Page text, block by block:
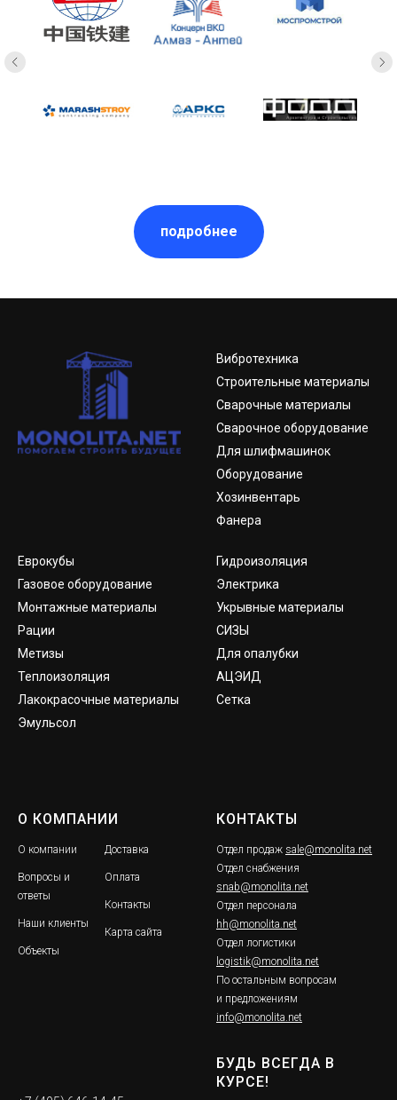
подробнее
Вибротехника
Строительные материалы
Сварочные материалы
Сварочное оборудование
Для шлифмашинок
Оборудование
Хозинвентарь
Фанера
Еврокубы
Газовое оборудование
Монтажные материалы
Рации
Метизы
Теплоизоляция
Лакокрасочные материалы
Эмульсол
Гидроизоляция
Электрика
Укрывные материалы
СИЗЫ
Для опалубки
АЦЭИД
Сетка
О КОМПАНИИ
О компании
Вопросы и
ответы
Наши клиенты
Объекты
Доставка
Оплата
Контакты
Карта сайта
КОНТАКТЫ
Отдел продаж sale@monolita.net
Отдел снабжения
snab@monolita.net
Отдел персонала
hh@monolita.net
Отдел логистики
logistik@monolita.net
По остальным вопросам
и предложениям
info@monolita.net
БУДЬ ВСЕГДА В
КУРСЕ!